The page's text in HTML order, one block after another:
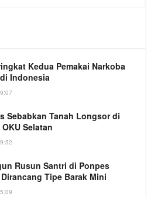
Kedua Pemakai Narkoba
Indonesia
Sebabkan Tanah Longsor di
Selatan
Rusun Santri di Ponpes
Tipe Barak Mini